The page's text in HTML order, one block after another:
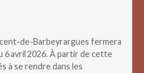
de-Barbeyrargues fermera
avril 2026. À partir de cette
à se rendre dans les